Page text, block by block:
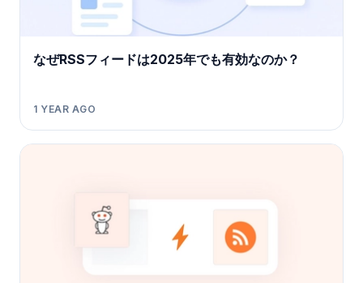
なぜRSSフィードは2025年でも有効なのか？
1 YEAR AGO